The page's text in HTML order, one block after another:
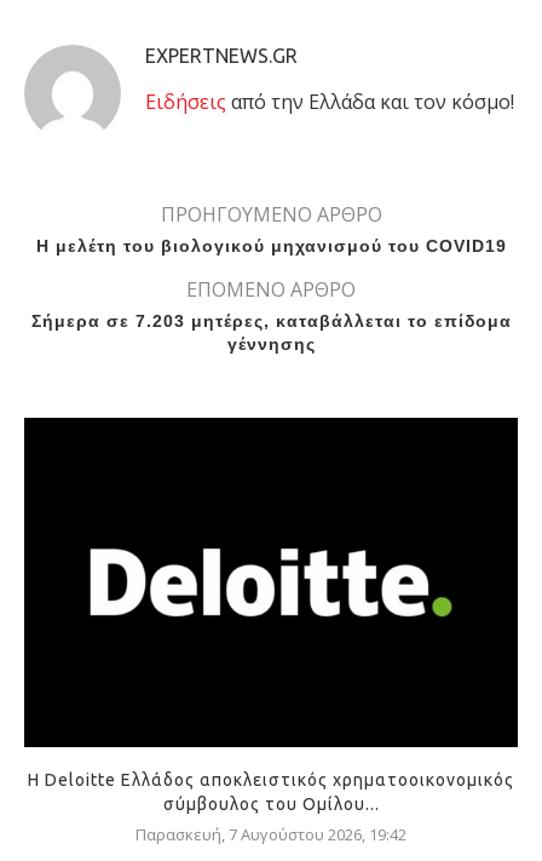
EXPERTNEWS.GR
Eιδήσεις από την Ελλάδα και τον κόσμο!
ΠΡΟΗΓΟΥΜΕΝΟ ΑΡΘΡΟ
Η μελέτη του βιολογικού μηχανισμού του COVID19
ΕΠΟΜΕΝΟ ΑΡΘΡΟ
Σήμερα σε 7.203 μητέρες, καταβάλλεται το επίδομα
γέννησης
Η Deloitte Ελλάδος αποκλειστικός χρηματοοικονομικός
σύμβουλος του Ομίλου...
Παρασκευή, 7 Αυγούστου 2026, 19:42